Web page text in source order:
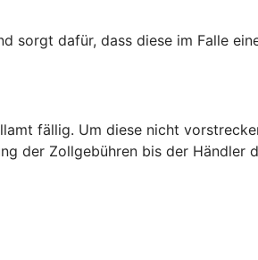
sorgt dafür, dass diese im Falle
fällig. Um diese nicht
der Zollgebühren bis der Händler